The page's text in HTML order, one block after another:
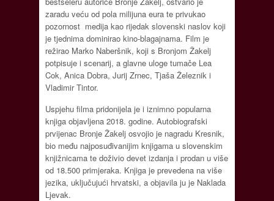
zaradu veću od pola milijuna eura te privukao
pozornost medija kao rijedak slovenski naslov koji
je tjednima dominirao kino-blagajnama. Film je
režirao Marko Naberšnik, koji s Bronjom Žakelj
potpisuje i scenarij, a glavne uloge tumače Lea
Cok, Anica Dobra, Jurij Zrnec, Tjaša Železnik i
Vladimir Tintor.
Uspjehu filma pridonijela je i iznimno popularna
knjiga objavljena 2018. godine. Autobiografski
prvijenac Bronje Žakelj osvojio je nagradu Kresnik,
bio među najposuđivanijim knjigama u slovenskim
knjižnicama te doživio devet izdanja i prodan u više
od 18.500 primjeraka. Knjiga je prevedena na više
jezika, uključujući hrvatski, a objavila ju je Naklada
Ljevak.